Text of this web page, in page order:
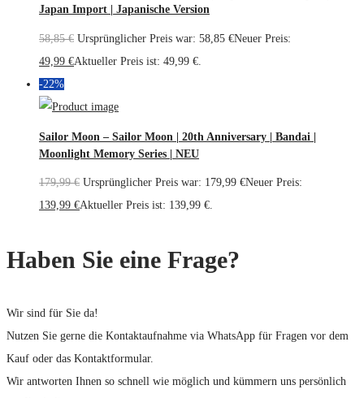
Japan Import | Japanische Version
58,85€ Ursprünglicher Preis war: 58,85 €Neuer Preis:
49,99 €Aktueller Preis ist: 49,99 €.
-22%
Sailor Moon – Sailor Moon | 20th Anniversary | Bandai |
Moonlight Memory Series | NEU
179,99€ Ursprünglicher Preis war: 179,99 €Neuer Preis:
139,99 €Aktueller Preis ist: 139,99 €.
Haben Sie eine Frage?
Wir sind für Sie da!
Nutzen Sie gerne die Kontaktaufnahme via WhatsApp für Fragen vor dem
Kauf oder das Kontaktformular.
Wir antworten Ihnen so schnell wie möglich und kümmern uns persönlich